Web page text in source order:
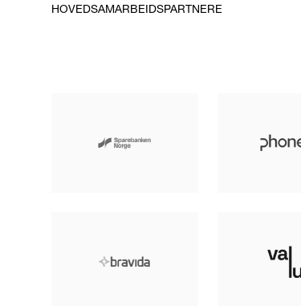
HOVEDSAMARBEIDSPARTNERE